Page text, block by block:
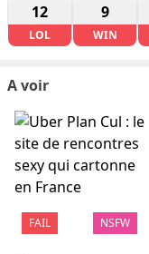
12
LOL
9
WIN
A voir
FAIL NSFW